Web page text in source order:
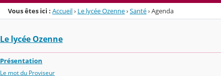
Vous êtes ici : Accueil› Le lycée Ozenne›Santé›Agenda
Le lycée Ozenne
Présentation
Le mot du Proviseur